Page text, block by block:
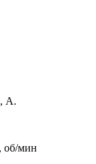
А.
об/мин